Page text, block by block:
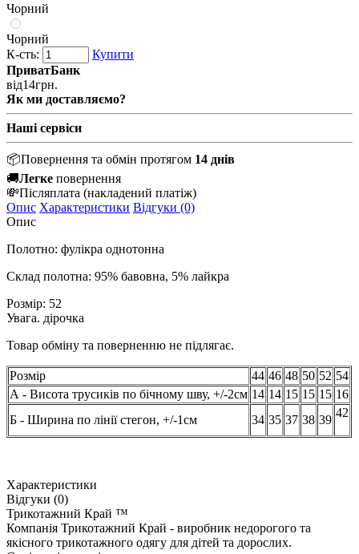
Чорний
Чорний
К-сть:
Купити
ПриватБанк
від14грн.
Як ми доставляємо?
Наші сервіси
📦Повернення та обмін протягом 14 днів
🚚Легке повернення
💸Післяплата (накладений платіж)
Опис Характеристики Відгуки (0)
Опис
Полотно: фулікра однотонна
Склад полотна: 95% бавовна, 5% лайкра
Розмір: 52
Увага. дірочка
Товар обміну та поверненню не підлягає.
Розмір 44 46 48 50 52 54
А - Висота трусиків по бічному шву, +/-2см 14 14 15 15 15 16
Б - Ширина по лінії стегон, +/-1см
34 35 37 38 39
42
Характеристики
Відгуки (0)
Трикотажний Край ™
Компанія Трикотажний Край - виробник недорогого та
якісного трикотажного одягу для дітей та дорослих.